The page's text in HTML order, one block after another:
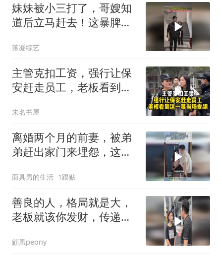
妹妹被小三打了，哥嫂知
道后立马赶去！这暴脾
落凝综艺
主管克扣工资，强行让保
安赶走员工，老板看到这
未名书屋
离婚两个月的前妻，被弟
弟赶出家门来埋怨，这做
面具男的生活 1跟贴
善良的人，格局就是大，
老板就该你发财，传递正
顧凰peony